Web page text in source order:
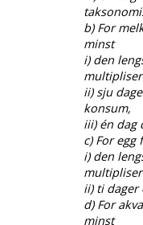
b) For
minst
i) den
ii) sju
konsum,
iii) én dag
c) For
i) den
ii) ti dager
d) For
minst